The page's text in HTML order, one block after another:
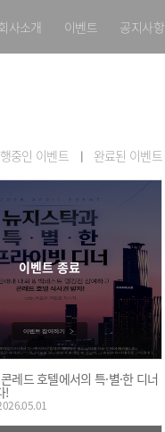
사소개 이벤트 공지사항
중인 이벤트 완료된 이벤트
이벤트 종료
레드 호텔에서의 특·별·한 디너
!